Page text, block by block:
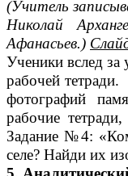
(Учитель
Николай
Афанасьев.)
Ученики вслед
рабочей тетради.
фотографий
рабочие
Задание №4:
селе? Найди их